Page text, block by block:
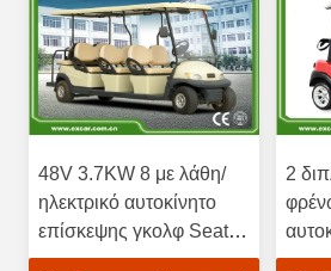
48V 3.7KW 8 με λάθη/
ηλεκτρικό αυτοκίνητο
επίσκεψης γκολφ Seater
με τους βαθιούς
2